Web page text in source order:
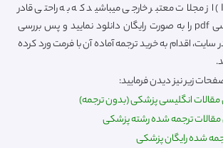
(Internal Medicine) از مجلات معتبر خارجی میباشید که به راحتی قادر
هستید مقاله انگلیسی pdf را به صورت رایگان دانلود نمایید و پس بررسی
اقدام به خرید ترجمه آماده آن با فرمت ورد کرده
زیر نیز دیدن فرمایید:
مقالات انگلیسی پزشکی (بدون ترجمه)
ترجمه شده رشته پزشکی
شده رایگان پزشکی